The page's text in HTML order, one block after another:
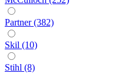
Partner (382)
Skil (10)
Stihl (8)